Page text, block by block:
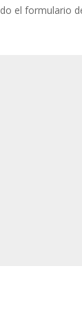
el formulario